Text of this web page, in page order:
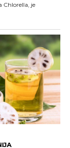
Chlorella, je